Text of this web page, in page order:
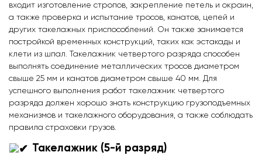
входит изготовление стропов, закрепление петель и окраин,
а также проверка и испытание тросов, канатов, цепей и
других такелажных приспособлений. Он также занимается
постройкой временных конструкций, таких как эстакады и
клети из шпал. Такелажник четвертого разряда способен
выполнять соединение металлических тросов диаметром
свыше 25 мм и канатов диаметром свыше 40 мм. Для
успешного выполнения работ такелажник четвертого
разряда должен хорошо знать конструкцию грузоподъемных
механизмов и такелажного оборудования, а также соблюдать
правила страховки грузов.
Такелажник (5-й разряд)